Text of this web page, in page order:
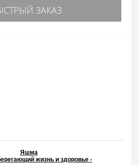
ЗАКАЗ
Яшма
жизнь и здоровье -